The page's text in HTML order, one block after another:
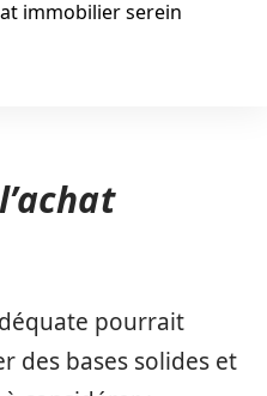
immobilier serein
pourrait
des bases solides et